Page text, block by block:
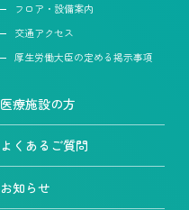
フロア・設備案内
交通アクセス
厚生労働大臣の定める掲示事項
医療施設の方
よくあるご質問
お知らせ